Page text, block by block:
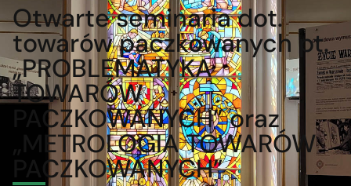
Otwarte seminaria dot.
towarów paczkowanych pt.
„PROBLEMATYKA
TOWARÓW
PACZKOWANYCH” oraz
„METROLOGIA TOWARÓW
PACZKOWANYCH”